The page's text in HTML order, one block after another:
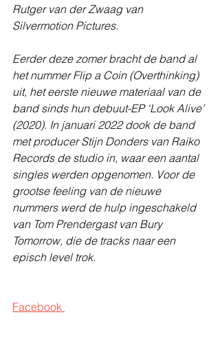
Rutger van der Zwaag van
Silvermotion Pictures.
Eerder deze zomer bracht de band al
het nummer Flip a Coin (Overthinking)
uit, het eerste nieuwe materiaal van de
band sinds hun debuut-EP ‘Look Alive’
(2020). In januari 2022 dook de band
met producer Stijn Donders van Raiko
Records de studio in, waar een aantal
singles werden opgenomen. Voor de
grootse feeling van de nieuwe
nummers werd de hulp ingeschakeld
van Tom Prendergast van Bury
Tomorrow, die de tracks naar een
episch level trok.
Facebook